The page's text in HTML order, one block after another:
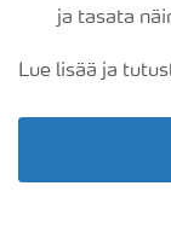
ja tasata
Lue lisää ja